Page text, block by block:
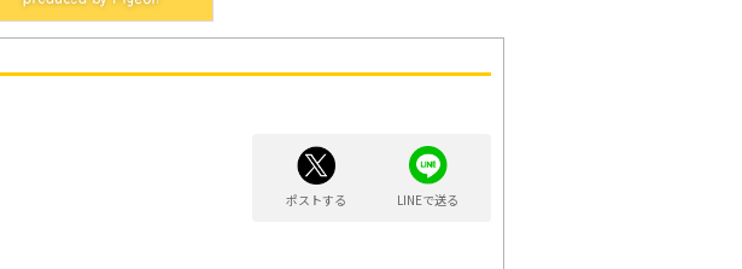
ポストする LINEで送る